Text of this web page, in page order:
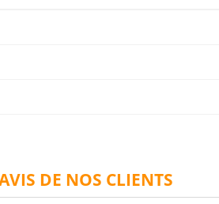
DE NOS CLIENTS